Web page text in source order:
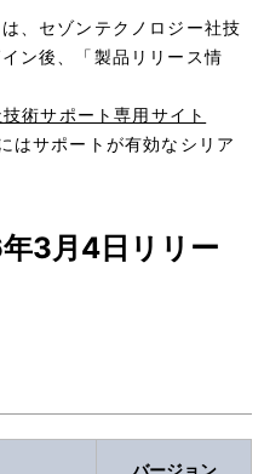
、セゾンテクノロジー社技
ン後、「製品リリース情
術サポート専用サイト
はサポートが有効なシリア
3月4日リリー
バージョン